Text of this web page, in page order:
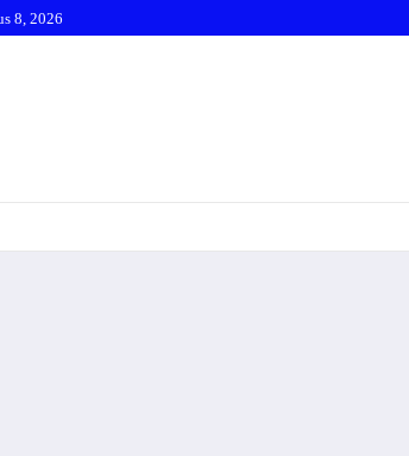
8, 2026